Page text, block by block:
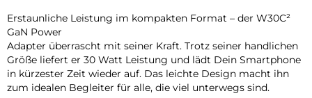
Erstaunliche Leistung im kompakten Format – der W30C²
GaN Power
Adapter überrascht mit seiner Kraft. Trotz seiner handlichen
Größe liefert er 30 Watt Leistung und lädt Dein Smartphone
in kürzester Zeit wieder auf. Das leichte Design macht ihn
zum idealen Begleiter für alle, die viel unterwegs sind.